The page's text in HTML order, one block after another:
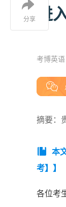
进
考博英语
摘要：
本
考】】
各位考
分享